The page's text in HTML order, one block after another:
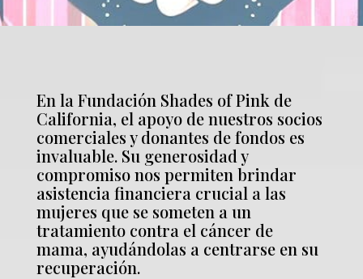
En la Fundación Shades of Pink de
California, el apoyo de nuestros socios
comerciales y donantes de fondos es
invaluable. Su generosidad y
compromiso nos permiten brindar
asistencia financiera crucial a las
mujeres que se someten a un
tratamiento contra el cáncer de
mama, ayudándolas a centrarse en su
recuperación.